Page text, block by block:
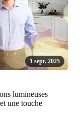
1 sept. 2025
lumineuses
une touche